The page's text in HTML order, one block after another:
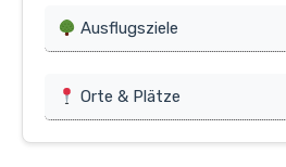
Ausflugsziele
Orte & Plätze